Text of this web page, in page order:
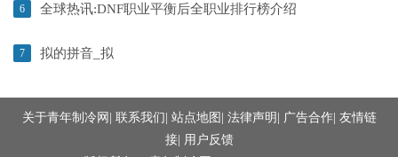
6 全球热讯:DNF职业平衡后全职业排行榜介绍
7 拟的拼音_拟
关于青年制冷网 联系我们 站点地图 法律声明 广告合作| 友情链
接| 用户反馈